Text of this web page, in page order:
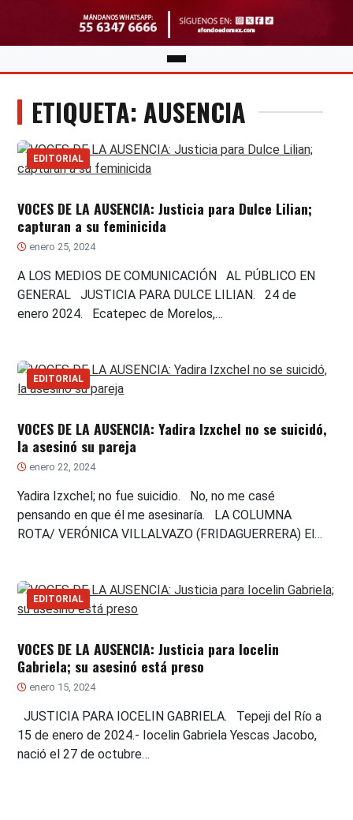
ETIQUETA: AUSENCIA
EDITORIAL
VOCES DE LA AUSENCIA: Justicia para Dulce Lilian;
capturan a su feminicida
enero 25, 2024
A LOS MEDIOS DE COMUNICACIÓN AL PÚBLICO EN
GENERAL JUSTICIA PARA DULCE LILIAN. 24 de
enero 2024. Ecatepec de Morelos,…
EDITORIAL
VOCES DE LA AUSENCIA: Yadira Izxchel no se suicidó,
la asesinó su pareja
enero 22, 2024
Yadira Izxchel; no fue suicidio. No, no me casé
pensando en que él me asesinaría. LA COLUMNA
ROTA/ VERÓNICA VILLALVAZO (FRIDAGUERRERA) El…
EDITORIAL
VOCES DE LA AUSENCIA: Justicia para Iocelin
Gabriela; su asesinó está preso
enero 15, 2024
JUSTICIA PARA IOCELIN GABRIELA. Tepeji del Río a
15 de enero de 2024.- Iocelin Gabriela Yescas Jacobo,
nació el 27 de octubre…